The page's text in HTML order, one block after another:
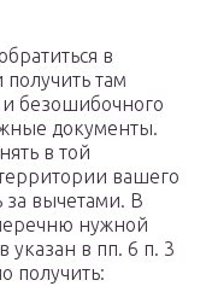
в
там
безошибочного
документы.
в той
вашего
за вычетами. В
нужной
указан в пп. 6 п. 3
получить: